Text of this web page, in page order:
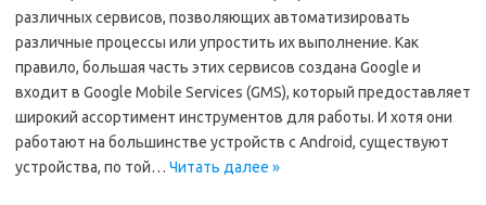
различных сервисов, позволяющих автоматизировать
различные процессы или упростить их выполнение. Как
правило, большая часть этих сервисов создана Google и
входит в Google Mobile Services (GMS), который предоставляет
широкий ассортимент инструментов для работы. И хотя они
работают на большинстве устройств с Android, существуют
устройства, по той… Читать далее »